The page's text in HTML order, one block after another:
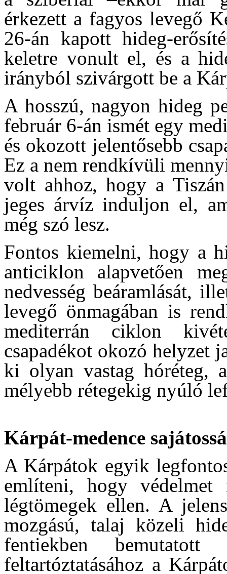
érkezett a fagyos levegő
26-án kapott hideg-
keletre vonult el, és a
irányból szivárgott be a
A hosszú, nagyon hideg
február 6-án ismét egy
és okozott jelentősebb
Ez a nem rendkívüli
volt ahhoz, hogy a
jeges árvíz induljon el,
még szó lesz.
Fontos kiemelni, hogy a
anticiklon alapvetően
nedvesség beáramlását,
levegő önmagában is
mediterrán ciklon
csapadékot okozó helyzet
ki olyan vastag hóréteg,
mélyebb rétegekig nyúló
Kárpát-medence
A Kárpátok egyik
említeni, hogy
légtömegek ellen. A
mozgású, talaj közeli
fentiekben bemutatott
feltartóztatásához a